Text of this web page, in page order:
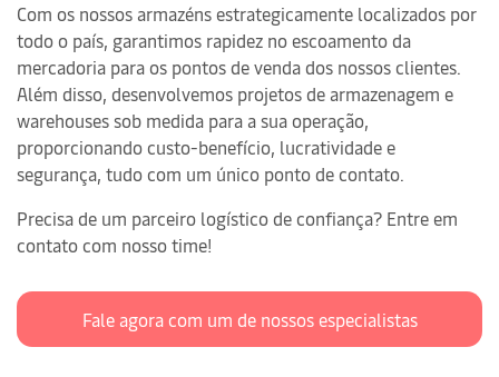
Com os nossos armazéns estrategicamente localizados por
todo o país, garantimos rapidez no escoamento da
mercadoria para os pontos de venda dos nossos clientes.
Além disso, desenvolvemos projetos de armazenagem e
warehouses sob medida para a sua operação,
proporcionando custo-benefício, lucratividade e
segurança, tudo com um único ponto de contato.
Precisa de um parceiro logístico de confiança? Entre em
contato com nosso time!
Fale agora com um de nossos especialistas